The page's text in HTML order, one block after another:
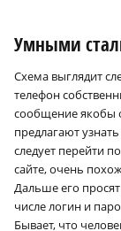
Умными
Схема выглядит
телефон
сообщение якобы
предлагают
следует перейти
сайте, очень
Дальше его
числе логин и
Бывает, что